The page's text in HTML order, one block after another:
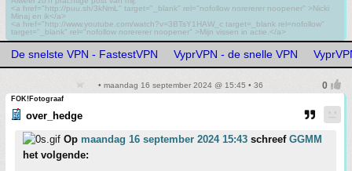
<a href="http://puu.sh/3kNmL" target="_blank" rel="nofollow norererer noopener" >Nicki
Minaj en ik</a>
<a href="http://www.youtube.com/watch?v=3BTsY1HAW_c target=_blank rel=nofollow"
target="_blank" rel="nofollow norererer noopener" >Mijn vissen in actie.</a>
De snelste VPN - FastestVPN VyprVPN - de snelle VPN
• maandag 16 september 2024 @ 15:45 • 36
FOK!Fotograaf
over_hedge
Op maandag 16 september 2024 15:43 schreef GGMM
het volgende: